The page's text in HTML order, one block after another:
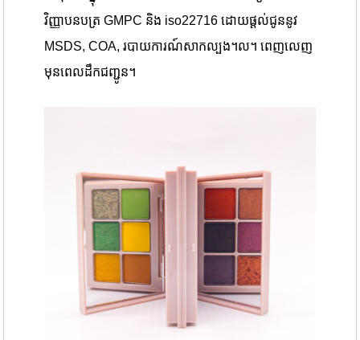
វិញ្ញាបនបត្រ GMPC និង iso22716 ដោយផ្តល់ជូននូវ
MSDS, COA, របាយការណ៍សាកល្បង។ល។ ពេញលេញ
មុនពេលដឹកជញ្ជូន។